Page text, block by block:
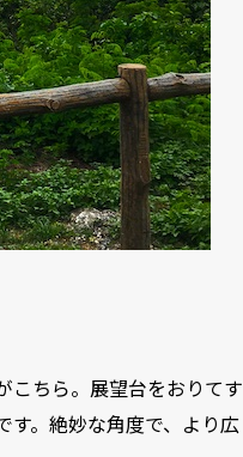
こちら。展望台をおりてす
す。絶妙な角度で、より広